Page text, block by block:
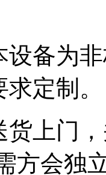
设备为
定制。
货上门
方会独